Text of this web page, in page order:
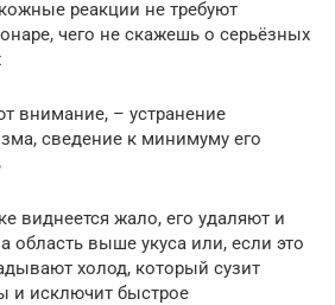
реакции не требуют
чего не скажешь о серьёзных
внимание, – устранение
сведение к минимуму его
виднеется жало, его удаляют и
область выше укуса или, если это
холод, который сузит
и исключит быстрое